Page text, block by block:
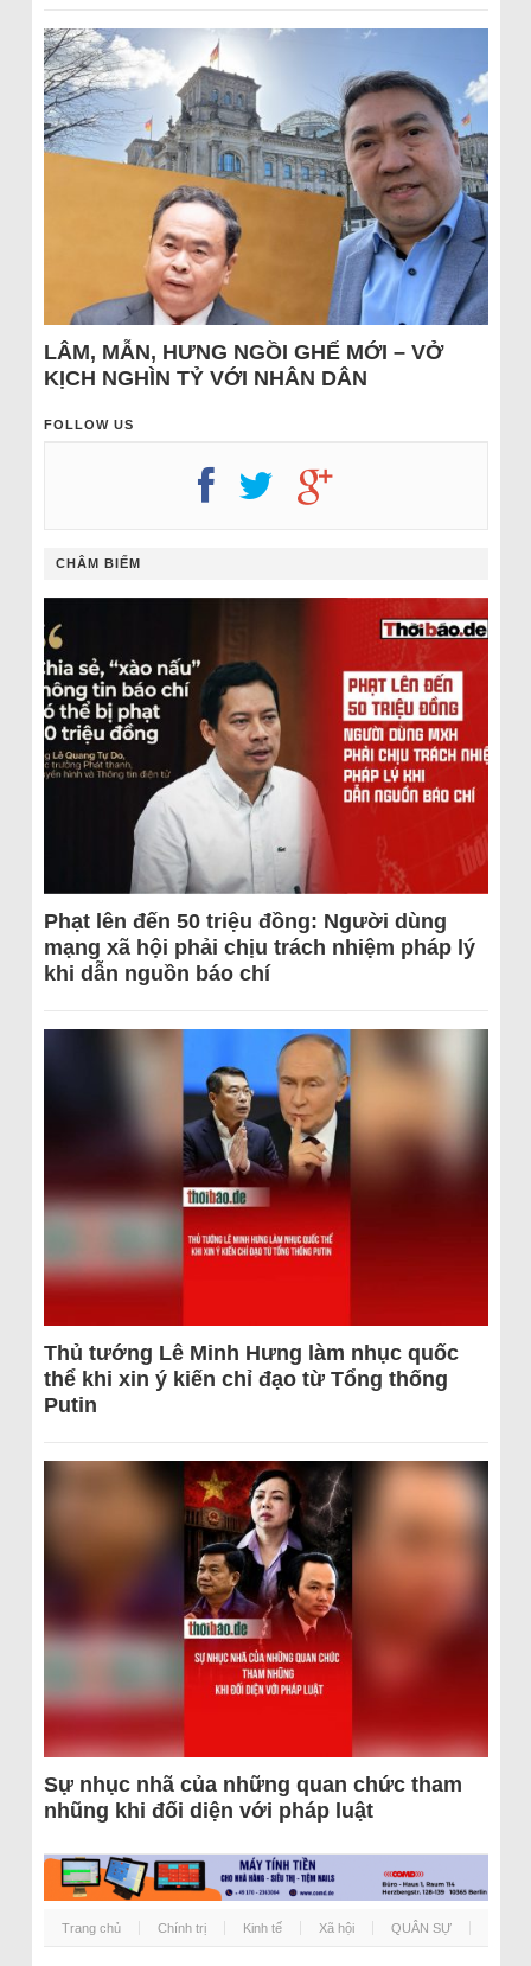
LÂM, MẪN, HƯNG NGỒI GHẾ MỚI – VỞ
KỊCH NGHÌN TỶ VỚI NHÂN DÂN
FOLLOW US
CHÂM BIẾM
Phạt lên đến 50 triệu đồng: Người dùng
mạng xã hội phải chịu trách nhiệm pháp lý
khi dẫn nguồn báo chí
Thủ tướng Lê Minh Hưng làm nhục quốc
thể khi xin ý kiến chỉ đạo từ Tổng thống
Putin
Sự nhục nhã của những quan chức tham
nhũng khi đối diện với pháp luật
Trang chủ Chính trị Kinh tế Xã hội QUÂN SỰ